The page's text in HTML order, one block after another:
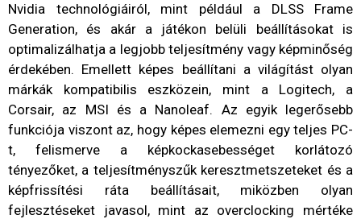
Nvidia technológiáiról, mint például a DLSS Frame
Generation, és akár a játékon belüli beállításokat is
optimalizálhatja a legjobb teljesítmény vagy képminőség
érdekében. Emellett képes beállítani a világítást olyan
márkák kompatibilis eszközein, mint a Logitech, a
Corsair, az MSI és a Nanoleaf. Az egyik legerősebb
funkciója viszont az, hogy képes elemezni egy teljes PC-
t, felismerve a képkockasebességet korlátozó
tényezőket, a teljesítményszűk keresztmetszeteket és a
képfrissítési ráta beállításait, miközben olyan
fejlesztéseket javasol, mint az overclocking mértéke